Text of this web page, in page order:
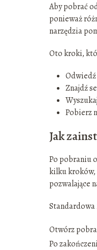
Aby pobrać
ponieważ
narzędzia
Oto kroki,
Odwiedź
Znajdź
Pobierz
Jak
Po pobraniu
kilku kroków,
pozwalające
Otwórz
Po